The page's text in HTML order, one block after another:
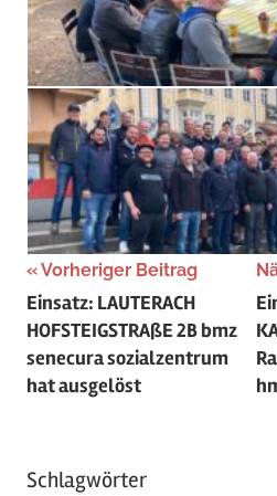
Vorheriger Beitrag
Einsatz: LAUTERACH
HOFSTEIGSTRAßE 2B bmz
senecura sozialzentrum
hat ausgelöst
Schlagwörter